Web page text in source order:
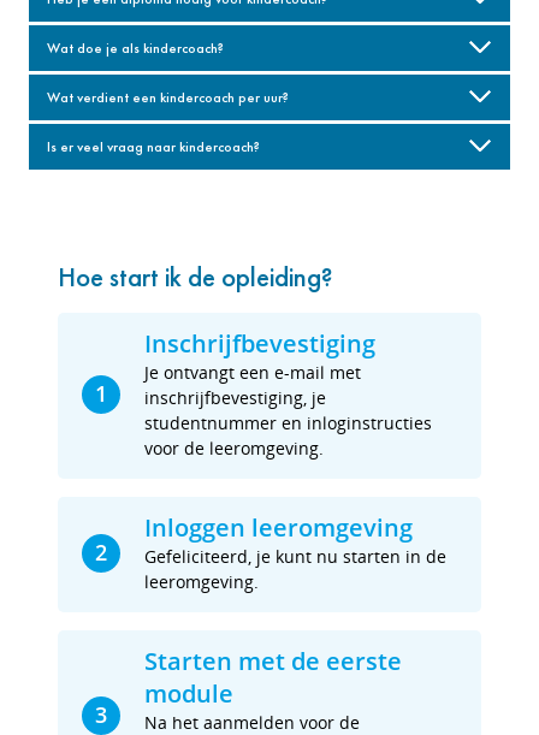
Wat doe je als kindercoach?
Wat verdient een kindercoach per uur?
Is er veel vraag naar kindercoach?
Hoe start ik de opleiding?
1
Inschrijfbevestiging
Je ontvangt een e-mail met
inschrijfbevestiging, je
studentnummer en inloginstructies
voor de leeromgeving.
2
Inloggen leeromgeving
Gefeliciteerd, je kunt nu starten in de
leeromgeving.
3
Starten met de eerste
module
Na het aanmelden voor de